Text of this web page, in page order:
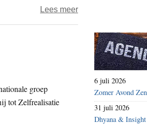
Lees meerover
Vishnu
verlaat
maanden
groep
tot Zelfrealisatie
6 juli 2026
Zomer Avond
31 juli 2026
Dhyana &